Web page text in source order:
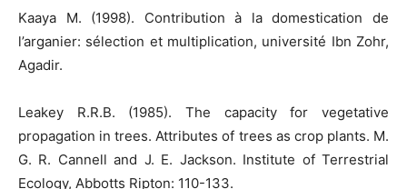
Kaaya M. (1998). Contribution à la domestication de
l’arganier: sélection et multiplication, université Ibn Zohr,
Agadir.
Leakey R.R.B. (1985). The capacity for vegetative
propagation in trees. Attributes of trees as crop plants. M.
G. R. Cannell and J. E. Jackson. Institute of Terrestrial
Ecology, Abbotts Ripton: 110-133.